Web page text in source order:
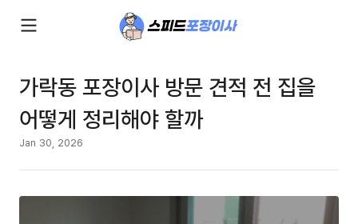
가락동 포장이사 방문 견적 전 집을
어떻게 정리해야 할까
Jan 30, 2026